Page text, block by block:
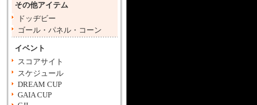
その他アイテム
ドッヂビー
ゴール・パネル・コーン
イベント
スコアサイト
スケジュール
DREAM CUP
GAIA CUP